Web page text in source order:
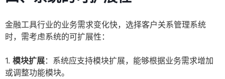
金融工具行业的业务需求变化快，选择客户关系管理系统
时，需考虑系统的可扩展性：
1. 模块扩展：系统应支持模块扩展，能够根据业务需求增加
或调整功能模块。